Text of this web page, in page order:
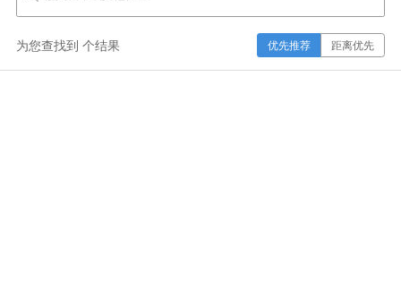
为您查找到 个结果 优先推荐 距离优先